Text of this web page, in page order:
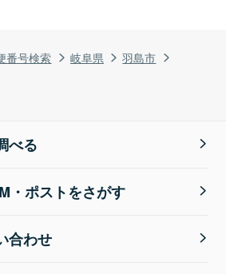
番号検索 岐阜県
羽島市
べる
・ポストをさがす
合わせ